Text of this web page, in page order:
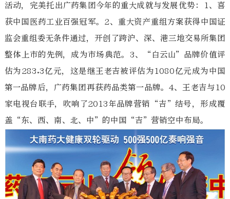
活动，完美托出广药集团今年的重大成就与发展优势：1、喜
获中国医药工业百强冠军。2、重大资产重组方案获得中国证
监会重组委无条件通过，开创了跨沪、深、港三地交易所集团
整体上市的先例，成为市场典范。3、“白云山”品牌价值评
估为283.3亿元，这是继王老吉被评估为1080亿元成为中国
第一品牌后，广药集团再获药品类第一品牌。4、王老吉与10
家电视台联手，吹响了2013年品牌营销“吉”结号，形成覆
盖“东、西、南、北、中”的中国“吉”营销空中布局。